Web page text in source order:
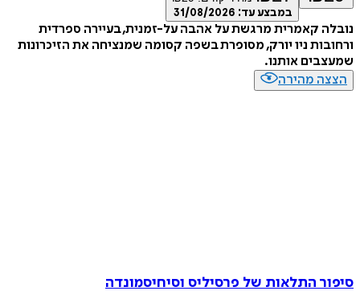
במבצע עד:31/08/2026
קאמרית מרגשת על אהבה על-זמנית, בעיירה ספרדית
ניו יורק, מסופרת בשפה קסומה שמנציחה את הזיכרונות
אותנו.
מהירה
התלאות של פרסיליס וסיחיסמונדה